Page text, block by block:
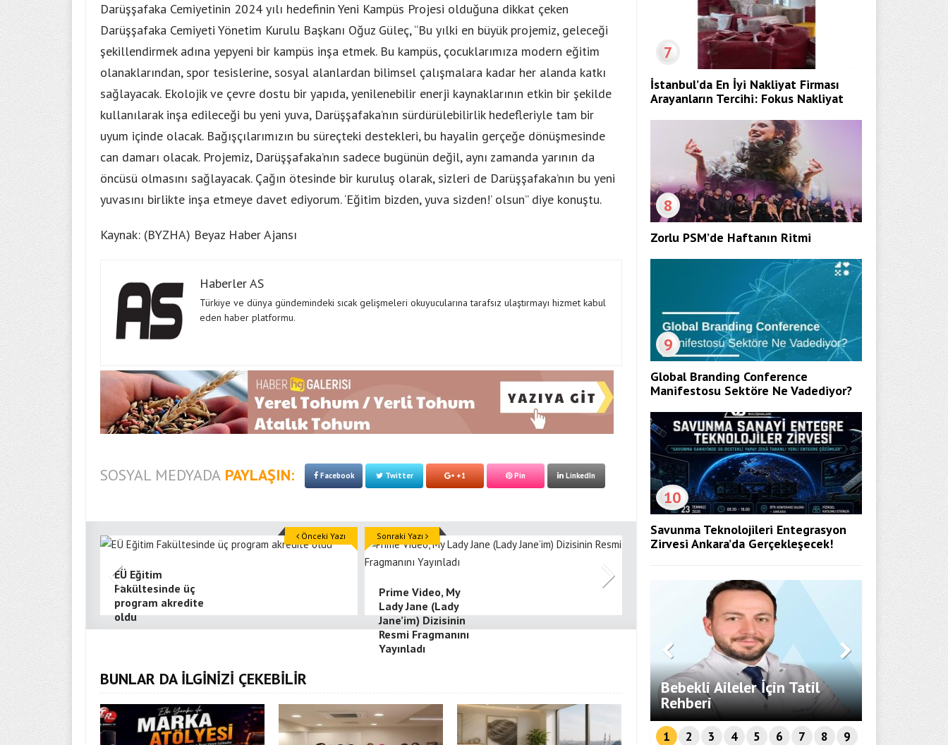
Darüşşafaka Cemiyetinin 2024 yılı hedefinin Yeni Kampüs Projesi olduğuna dikkat çeken
Darüşşafaka Cemiyeti Yönetim Kurulu Başkanı Oğuz Güleç, “Bu yılki en büyük projemiz, geleceği
şekillendirmek adına yepyeni bir kampüs inşa etmek. Bu kampüs, çocuklarımıza modern eğitim
olanaklarından, spor tesislerine, sosyal alanlardan bilimsel çalışmalara kadar her alanda katkı
sağlayacak. Ekolojik ve çevre dostu bir yapıda, yenilenebilir enerji kaynaklarının etkin bir şekilde
kullanılarak inşa edileceği bu yeni yuva, Darüşşafaka’nın sürdürülebilirlik hedefleriyle tam bir
uyum içinde olacak. Bağışçılarımızın bu süreçteki destekleri, bu hayalin gerçeğe dönüşmesinde
can damarı olacak. Projemiz, Darüşşafaka’nın sadece bugünün değil, aynı zamanda yarının da
öncüsü olmasını sağlayacak. Çağın ötesinde bir kuruluş olarak, sizleri de Darüşşafaka’nın bu yeni
yuvasını birlikte inşa etmeye davet ediyorum. ‘Eğitim bizden, yuva sizden!’ olsun” diye konuştu.
Kaynak: (BYZHA) Beyaz Haber Ajansı
Haberler AS
Türkiye ve dünya gündemindeki sıcak gelişmeleri okuyucularına tarafsız ulaştırmayı hizmet kabul
eden haber platformu.
SOSYAL MEDYADA PAYLAŞIN: Facebook Twitter +1 Pin LinkedIn
EÜ Eğitim
Fakültesinde üç
program akredite
oldu
Önceki Yazı
Prime Video, My
Lady Jane (Lady
Jane’im) Dizisinin
Resmi Fragmanını
Yayınladı
Sonraki Yazı
BUNLAR DA İLGİNİZİ ÇEKEBİLİR
7
İstanbul’da En İyi Nakliyat Firması
Arayanların Tercihi: Fokus Nakliyat
8
Zorlu PSM’de Haftanın Ritmi
9
Global Branding Conference
Manifestosu Sektöre Ne Vadediyor?
10
Savunma Teknolojileri Entegrasyon
Zirvesi Ankara’da Gerçekleşecek!
Siber Casusluğun Yeni Yüzü
Bebekli Aileler İçin Tatil
Rehberi
Döner
1 2 3 4 5 6 7 8 9